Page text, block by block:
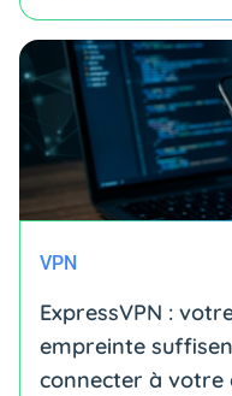
VPN
ExpressVPN :
empreinte
connecter à votre